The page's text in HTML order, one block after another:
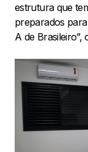
estrutura que
preparados
A de Brasileiro”,